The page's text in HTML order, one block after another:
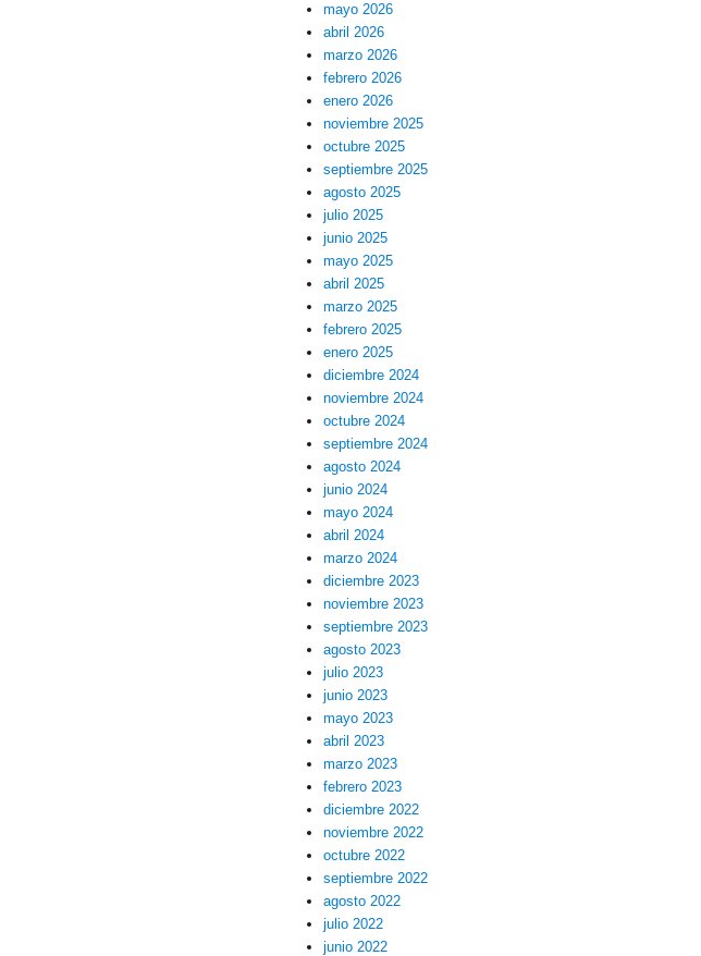
mayo 2026
abril 2026
marzo 2026
febrero 2026
enero 2026
noviembre 2025
octubre 2025
septiembre 2025
agosto 2025
julio 2025
junio 2025
mayo 2025
abril 2025
marzo 2025
febrero 2025
enero 2025
diciembre 2024
noviembre 2024
octubre 2024
septiembre 2024
agosto 2024
junio 2024
mayo 2024
abril 2024
marzo 2024
diciembre 2023
noviembre 2023
septiembre 2023
agosto 2023
julio 2023
junio 2023
mayo 2023
abril 2023
marzo 2023
febrero 2023
diciembre 2022
noviembre 2022
octubre 2022
septiembre 2022
agosto 2022
julio 2022
junio 2022